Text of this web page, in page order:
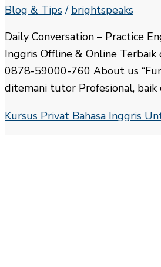
Blog & Tips/ brightspeaks
Daily Conversation – Practice
Inggris Offline & Online
0878-59000-760 About us
ditemani tutor Profesional, baik
Kursus Privat Bahasa Inggris